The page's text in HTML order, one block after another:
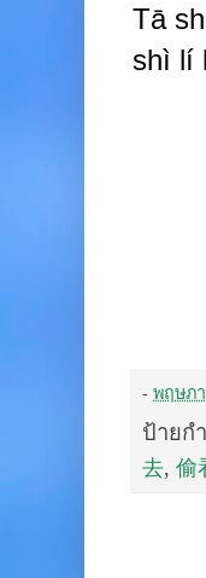
Tā
shì lí
- พฤษภา
ป้ายก
去, 偷